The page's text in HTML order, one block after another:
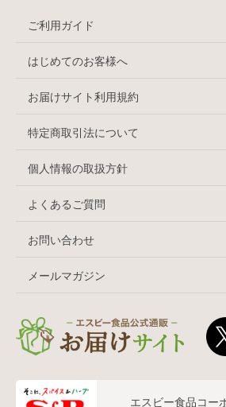
ご利用ガイド
はじめてのお客様へ
お届けサイト利用規約
特定商取引法について
個人情報の取扱方針
よくあるご質問
お問い合わせ
メールマガジン
エスビー食品コー